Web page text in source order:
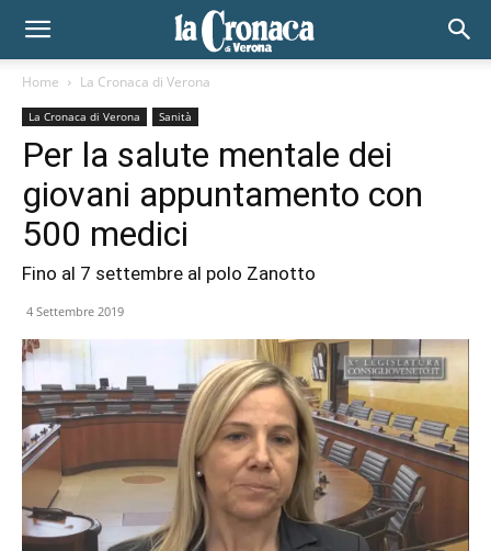
Home La Cronaca di Verona
La Cronaca di Verona Sanità
Per la salute mentale dei
giovani appuntamento con
500 medici
Fino al 7 settembre al polo Zanotto
4 Settembre 2019